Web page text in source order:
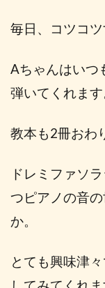
毎日、コツコツ
Aちゃんはいつ
弾いてくれます
教本も2冊おわ
ドレミファソ
つピアノの音
か。
とても興味津